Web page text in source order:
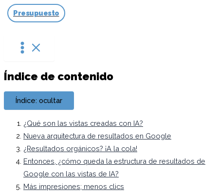
Presupuesto
Índice de contenido
Índice: ocultar
¿Qué son las vistas creadas con IA?
Nueva arquitectura de resultados en Google
¿Resultados orgánicos? ¡A la cola!
Entonces, ¿cómo queda la estructura de resultados de
Google con las vistas de IA?
Más impresiones; menos clics